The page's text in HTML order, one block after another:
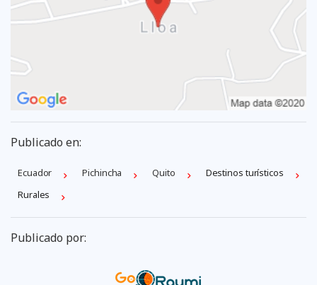
Publicado en:
Ecuador Pichincha Quito
Destinos turísticos
Rurales
Publicado por: